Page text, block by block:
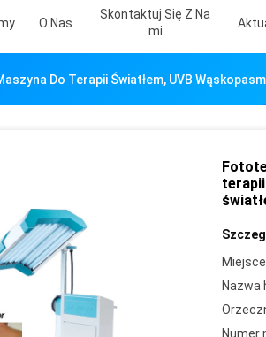
O Nas
Skontaktuj Się Z Na
Mi
Do Terapii Światłem, UVB
Nazwa
Numer